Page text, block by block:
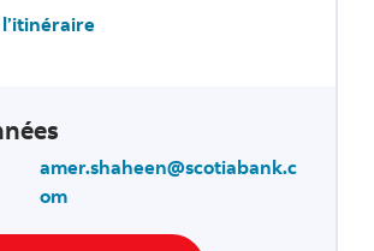
amer.shaheen@scotiabank.c
om